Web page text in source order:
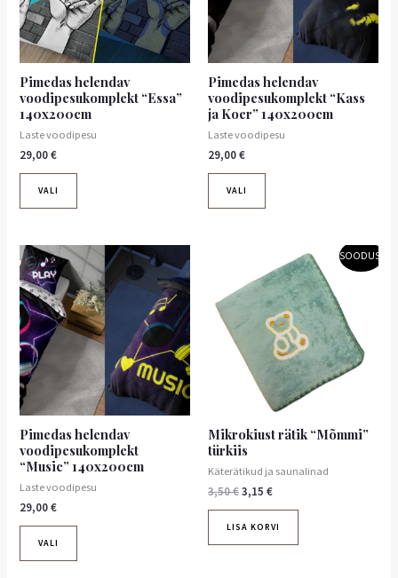
Pimedas helendav
voodipesukomplekt “Essa”
140x200cm
Laste voodipesu
29,00€
VALI
Valikuid
saab
teha
tootelehel.
Pimedas helendav
voodipesukomplekt “Kass
ja Koer” 140x200cm
Laste voodipesu
29,00€
VALI
Valikuid
saab
teha
tootelehel.
Pimedas helendav
voodipesukomplekt
“Music” 140x200cm
Laste voodipesu
29,00€
VALI
Sellel
tootel
on
mitu
varianti.
Valikuid
saab
teha
tootelehel.
SOODUS!
Mikrokiust rätik “Mõmmi”
türkiis
Käterätikud ja saunalinad
3,50€
oli:
3,50 €.
3,15 €
Praegune
hind
on:
3,15 €.
LISA KORVI